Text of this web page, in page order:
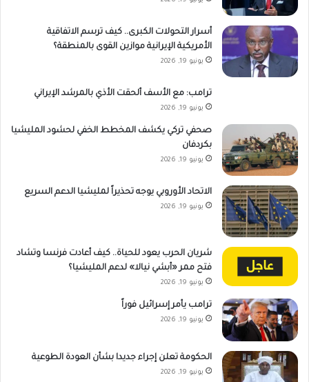
أسرار التحولات الكبرى.. كيف ترسم الاتفاقية
الأمريكية الإيرانية موازين القوى بالمنطقة؟
يونيو 19, 2026
ترامب: مع الأسف ألحقت الأذي بالمرشد الإيراني
يونيو 19, 2026
صحفي تركي يكشف المخطط الخفي لحشود المليشيا
بكردفان
يونيو 19, 2026
الاتحاد الأوروبي يوجه تحذيراً لمليشيا الدعم السريع
يونيو 19, 2026
شريان الحرب يعود للحياة.. كيف أعادت فرنسا وتشاد
فتح ممر «أبشي نيالا» لدعم المليشيا؟
يونيو 19, 2026
ترامب يأمر إسرائيل فوراً
يونيو 19, 2026
الحكومة تعلن إجراء جديدا بشأن العودة الطوعية
يونيو 19, 2026